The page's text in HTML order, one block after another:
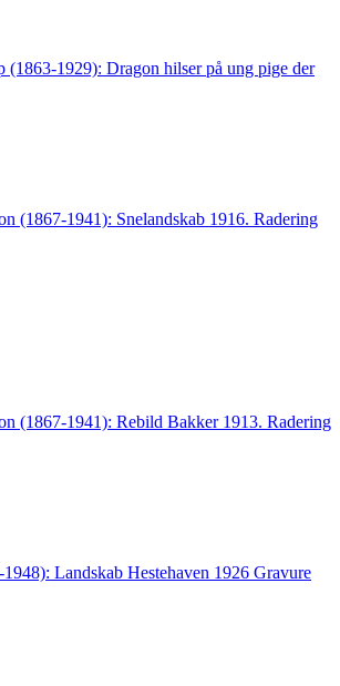
(1863-1929): Dragon hilser på ung pige der
(1867-1941): Snelandskab 1916. Radering
(1867-1941): Rebild Bakker 1913. Radering
Landskab Hestehaven 1926 Gravure